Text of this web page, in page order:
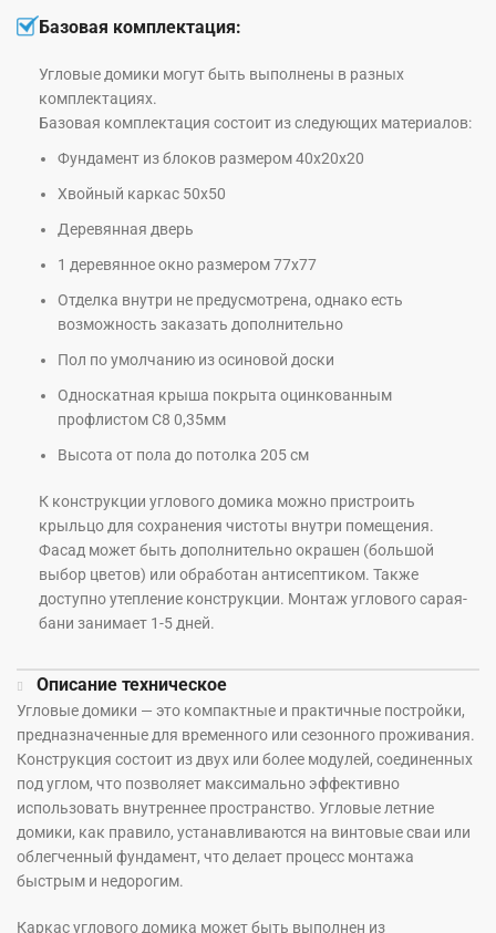
Базовая комплектация:
Угловые домики могут быть выполнены в разных
комплектациях.
Базовая комплектация состоит из следующих материалов:
Фундамент из блоков размером 40х20х20
Хвойный каркас 50х50
Деревянная дверь
1 деревянное окно размером 77х77
Отделка внутри не предусмотрена, однако есть
возможность заказать дополнительно
Пол по умолчанию из осиновой доски
Односкатная крыша покрыта оцинкованным
профлистом С8 0,35мм
Высота от пола до потолка 205 см
К конструкции углового домика можно пристроить
крыльцо для сохранения чистоты внутри помещения.
Фасад может быть дополнительно окрашен (большой
выбор цветов) или обработан антисептиком. Также
доступно утепление конструкции. Монтаж углового сарая-
бани занимает 1-5 дней.
Описание техническое
Угловые домики — это компактные и практичные постройки,
предназначенные для временного или сезонного проживания.
Конструкция состоит из двух или более модулей, соединенных
под углом, что позволяет максимально эффективно
использовать внутреннее пространство. Угловые летние
домики, как правило, устанавливаются на винтовые сваи или
облегченный фундамент, что делает процесс монтажа
быстрым и недорогим.
Каркас углового домика может быть выполнен из